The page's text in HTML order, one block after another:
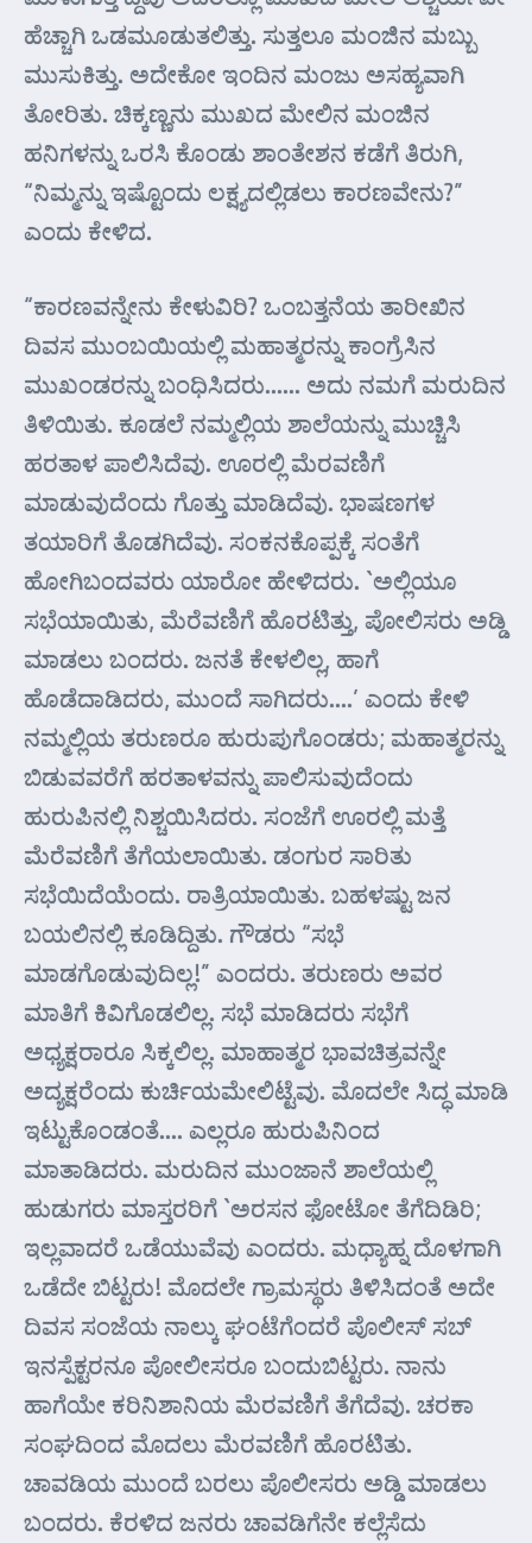
ಹೆಚ್ಚಾಗಿ ಒಡಮೂಡುತಲಿತ್ತು. ಸುತ್ತಲೂ ಮಂಜಿನ ಮಬ್ಬು
ಮುಸುಕಿತ್ತು. ಅದೇಕೋ ಇಂದಿನ ಮಂಜು ಅಸಹ್ಯವಾಗಿ
ತೋರಿತು. ಚಿಕ್ಕಣ್ಣನು ಮುಖದ ಮೇಲಿನ ಮಂಜಿನ
ಹನಿಗಳನ್ನು ಒರಸಿ ಕೊಂಡು ಶಾಂತೇಶನ ಕಡೆಗೆ ತಿರುಗಿ,
“ನಿಮ್ಮನ್ನು ಇಷ್ಟೊಂದು ಲಕ್ಷ್ಯದಲ್ಲಿಡಲು ಕಾರಣವೇನು?”
ಎಂದು ಕೇಳಿದ.
“ಕಾರಣವನ್ನೇನು ಕೇಳುವಿರಿ? ಒಂಬತ್ತನೆಯ ತಾರೀಖಿನ
ದಿವಸ ಮುಂಬಯಿಯಲ್ಲಿ ಮಹಾತ್ಮರನ್ನು ಕಾಂಗ್ರೆಸಿನ
ಮುಖಂಡರನ್ನು ಬಂಧಿಸಿದರು…… ಅದು ನಮಗೆ ಮರುದಿನ
ತಿಳಿಯಿತು. ಕೂಡಲೆ ನಮ್ಮಲ್ಲಿಯ ಶಾಲೆಯನ್ನು ಮುಚ್ಚಿಸಿ
ಹರತಾಳ ಪಾಲಿಸಿದೆವು. ಊರಲ್ಲಿ ಮೆರವಣಿಗೆ
ಮಾಡುವುದೆಂದು ಗೊತ್ತು ಮಾಡಿದೆವು. ಭಾಷಣಗಳ
ತಯಾರಿಗೆ ತೊಡಗಿದೆವು. ಸ೦ಕನಕೊಪ್ಪಕ್ಕೆ ಸಂತೆಗೆ
ಹೋಗಿಬಂದವರು ಯಾರೋ ಹೇಳಿದರು. `ಅಲ್ಲಿಯೂ
ಸಭೆಯಾಯಿತು, ಮೆರೆವಣಿಗೆ ಹೊರಟಿತ್ತು, ಪೋಲಿಸರು ಅಡ್ಡಿ
ಮಾಡಲು ಬಂದರು. ಜನತೆ ಕೇಳಲಿಲ್ಲ, ಹಾಗೆ
ಹೊಡೆದಾಡಿದರು, ಮುಂದೆ ಸಾಗಿದರು….’ ಎಂದು ಕೇಳಿ
ನಮ್ಮಲ್ಲಿಯ ತರುಣರೂ ಹುರುಪುಗೊಂಡರು; ಮಹಾತ್ಮರನ್ನು
ಬಿಡುವವರೆಗೆ ಹರತಾಳವನ್ನು ಪಾಲಿಸುವುದೆಂದು
ಹುರುಪಿನಲ್ಲಿ ನಿಶ್ಚಯಿಸಿದರು. ಸಂಜೆಗೆ ಊರಲ್ಲಿ ಮತ್ತೆ
ಮೆರೆವಣಿಗೆ ತೆಗೆಯಲಾಯಿತು. ಡಂಗುರ ಸಾರಿತು
ಸಭೆಯಿದೆಯೆಂದು. ರಾತ್ರಿಯಾಯಿತು. ಬಹಳಷ್ಟು ಜನ
ಬಯಲಿನಲ್ಲಿ ಕೂಡಿದ್ದಿತು. ಗೌಡರು “ಸಭೆ
ಮಾಡಗೊಡುವುದಿಲ್ಲ!” ಎಂದರು. ತರುಣರು ಅವರ
ಮಾತಿಗೆ ಕಿವಿಗೊಡಲಿಲ್ಲ. ಸಭೆ ಮಾಡಿದರು ಸಭೆಗೆ
ಅಧ್ಯಕ್ಷರಾರೂ ಸಿಕ್ಕಲಿಲ್ಲ. ಮಾಹಾತ್ಮರ ಭಾವಚಿತ್ರವನ್ನೇ
ಅದ್ಯಕ್ಷರೆಂದು ಕುರ್ಚಿಯಮೇಲಿಟ್ಟೆವು. ಮೊದಲೇ ಸಿದ್ಧ ಮಾಡಿ
ಇಟ್ಟುಕೊಂಡಂತೆ…. ಎಲ್ಲರೂ ಹುರುಪಿನಿಂದ
ಮಾತಾಡಿದರು. ಮರುದಿನ ಮುಂಜಾನೆ ಶಾಲೆಯಲ್ಲಿ
ಹುಡುಗರು ಮಾಸ್ತರರಿಗೆ `ಅರಸನ ಫೋಟೋ ತೆಗೆದಿಡಿರಿ;
ಇಲ್ಲವಾದರೆ ಒಡೆಯುವೆವು ಎಂದರು. ಮಧ್ಯಾಹ್ನ ದೊಳಗಾಗಿ
ಒಡೆದೇ ಬಿಟ್ಟರು! ಮೊದಲೇ ಗ್ರಾಮಸ್ಥರು ತಿಳಿಸಿದಂತೆ ಅದೇ
ದಿವಸ ಸಂಜೆಯ ನಾಲ್ಕು ಘಂಟೆಗೆಂದರೆ ಪೊಲೀಸ್ ಸಬ್
ಇನಸ್ಪೆಕ್ಟರನೂ ಪೋಲೀಸರೂ ಬಂದುಬಿಟ್ಟರು. ನಾನು
ಹಾಗೆಯೇ ಕರಿನಿಶಾನಿಯ ಮೆರವಣಿಗೆ ತೆಗೆದೆವು. ಚರಕಾ
ಸಂಘದಿಂದ ಮೊದಲು ಮೆರವಣಿಗೆ ಹೊರಟಿತು.
ಚಾವಡಿಯ ಮುಂದೆ ಬರಲು ಪೊಲೀಸರು ಅಡ್ಡಿ ಮಾಡಲು
ಬಂದರು. ಕೆರಳಿದ ಜನರು ಚಾವಡಿಗೆನೇ ಕಲ್ಲೆಸೆದು